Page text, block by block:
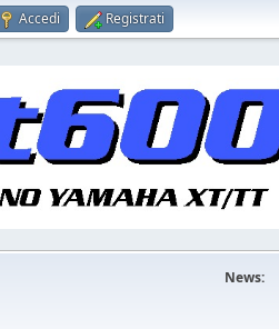
Accedi Registrati
News: